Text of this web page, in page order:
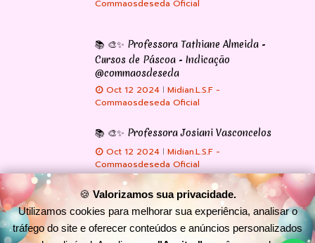
Commaosdeseda Oficial
📚 🎨✨ Professora Tathiane Almeida -
Cursos de Páscoa - Indicação
@commaosdeseda
Oct 12 2024
Midian.L.S.F -
Commaosdeseda Oficial
📚 🎨✨ Professora Josiani Vasconcelos
Oct 12 2024
Midian.L.S.F -
Commaosdeseda Oficial
🍪 Valorizamos sua privacidade.
Utilizamos cookies para melhorar sua experiência, analisar o
tráfego do site e oferecer conteúdos e anúncios personalizados
🏰Atelie Encantado CommaosdesedaCNPJ: 23.243.357/0001-04 ©